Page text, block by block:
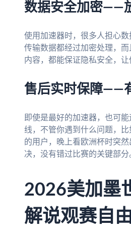
数据安全加密——
使用加速器时，很多人担心数
传输数据都经过加密处理，
内容，都能保证隐私安全，让
售后实时保障——
即使是最好的加速器，也可能
线，不管你遇到什么问题，
的用户，晚上看欧洲杯时突
决，没有错过比赛的关键部分
2026美加墨
解说观赛自由